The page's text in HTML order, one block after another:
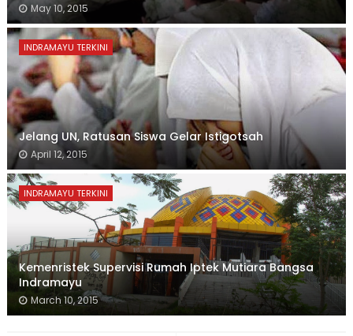
May 10, 2015
INDRAMAYU TERKINI
Jelang UN, Ratusan Siswa Gelar Istigotsah
April 12, 2015
INDRAMAYU TERKINI
Kemenristek Supervisi Rumah Iptek Mutiara Bangsa
Indramayu
March 10, 2015